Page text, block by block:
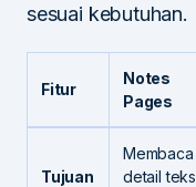
sesuai kebutuhan.
Fitur
Notes
Pages
Tujuan
Membaca
detail teks